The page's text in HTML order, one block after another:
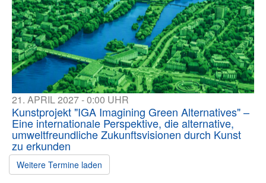
21. APRIL 2027 - 0:00 UHR
Kunstprojekt "IGA Imagining Green Alternatives" –
Eine internationale Perspektive, die alternative,
umweltfreundliche Zukunftsvisionen durch Kunst
zu erkunden
Weitere Termine laden